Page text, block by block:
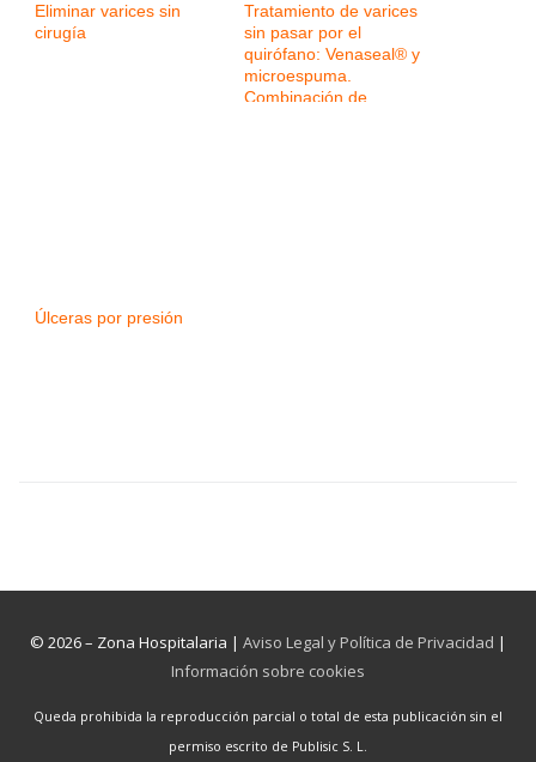
Eliminar varices sin
cirugía
Tratamiento de varices
sin pasar por el
quirófano: Venaseal® y
microespuma.
Combinación de
Úlceras por presión
© 2026 – Zona Hospitalaria | Aviso Legal y Política de Privacidad |
Información sobre cookies
Queda prohibida la reproducción parcial o total de esta publicación sin el
permiso escrito de Publisic S. L.